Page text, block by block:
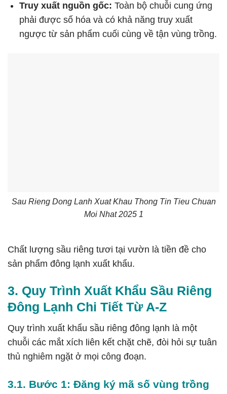
Truy xuất nguồn gốc: Toàn bộ chuỗi cung ứng
phải được số hóa và có khả năng truy xuất
ngược từ sản phẩm cuối cùng về tận vùng trồng.
Sau Rieng Dong Lanh Xuat Khau Thong Tin Tieu Chuan
Moi Nhat 2025 1
Chất lượng sầu riêng tươi tại vườn là tiền đề cho
sản phẩm đông lạnh xuất khẩu.
3. Quy Trình Xuất Khẩu Sầu Riêng
Đông Lạnh Chi Tiết Từ A-Z
Quy trình xuất khẩu sầu riêng đông lạnh là một
chuỗi các mắt xích liên kết chặt chẽ, đòi hỏi sự tuân
thủ nghiêm ngặt ở mọi công đoạn.
3.1. Bước 1: Đăng ký mã số vùng trồng